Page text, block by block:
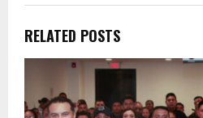
RELATED POSTS